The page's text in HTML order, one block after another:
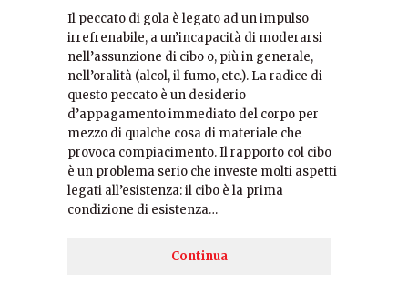
Il peccato di gola è legato ad un impulso
irrefrenabile, a un’incapacità di moderarsi
nell’assunzione di cibo o, più in generale,
nell’oralità (alcol, il fumo, etc.). La radice di
questo peccato è un desiderio
d’appagamento immediato del corpo per
mezzo di qualche cosa di materiale che
provoca compiacimento. Il rapporto col cibo
è un problema serio che investe molti aspetti
legati all’esistenza: il cibo è la prima
condizione di esistenza…
Continua